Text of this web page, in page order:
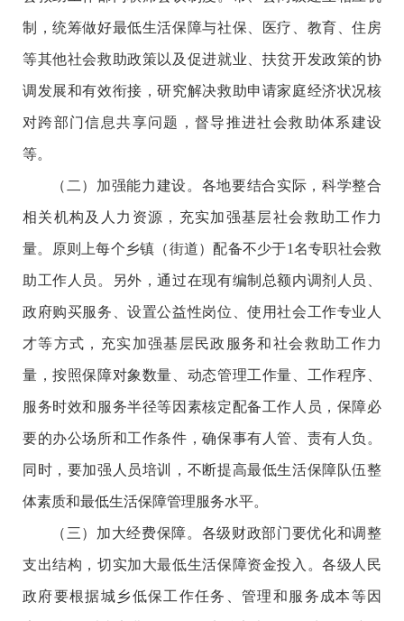
制，统筹做好最低生活保障与社保、医疗、教育、住房
等其他社会救助政策以及促进就业、扶贫开发政策的协
调发展和有效衔接，研究解决救助申请家庭经济状况核
对跨部门信息共享问题，督导推进社会救助体系建设
等。
（二）加强能力建设。各地要结合实际，科学整合
相关机构及人力资源，充实加强基层社会救助工作力
量。原则上每个乡镇（街道）配备不少于1名专职社会救
助工作人员。另外，通过在现有编制总额内调剂人员、
政府购买服务、设置公益性岗位、使用社会工作专业人
才等方式，充实加强基层民政服务和社会救助工作力
量，按照保障对象数量、动态管理工作量、工作程序、
服务时效和服务半径等因素核定配备工作人员，保障必
要的办公场所和工作条件，确保事有人管、责有人负。
同时，要加强人员培训，不断提高最低生活保障队伍整
体素质和最低生活保障管理服务水平。
（三）加大经费保障。各级财政部门要优化和调整
支出结构，切实加大最低生活保障资金投入。各级人民
政府要根据城乡低保工作任务、管理和服务成本等因